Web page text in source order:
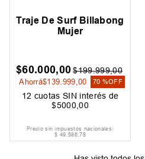
Traje De Surf Billabong
Mujer
$60.000,00 $199.999,00
Ahorrá$139 999 ,00 70 %OFF
12 cuotas SIN interés de
$5000 ,00
Precio sin impuestos nacionales:
$ 49.586,78